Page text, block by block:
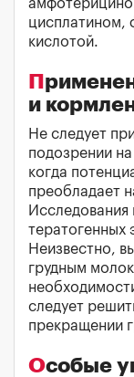
цисплатином,
кислотой.
Применение при беременности
и
Не следует
подозрении
когда
преобладает
Исследования
тератогенных
Неизвестно,
грудным
следует
прекращении
Особые